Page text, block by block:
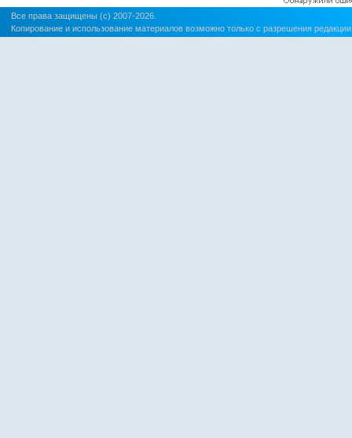
Все права защищены (c) 2007-2026.
Копирование и использование материалов возможно только с разрешения